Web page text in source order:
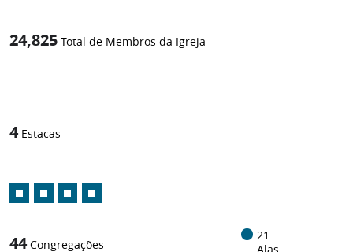
24,825 Total de Membros da Igreja
4 Estacas
44 Congregações
21